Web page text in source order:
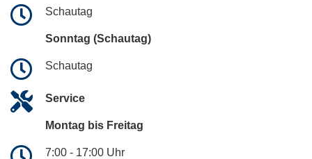
Schautag
Sonntag (Schautag)
Schautag
Service
Montag bis Freitag
7:00 - 17:00 Uhr